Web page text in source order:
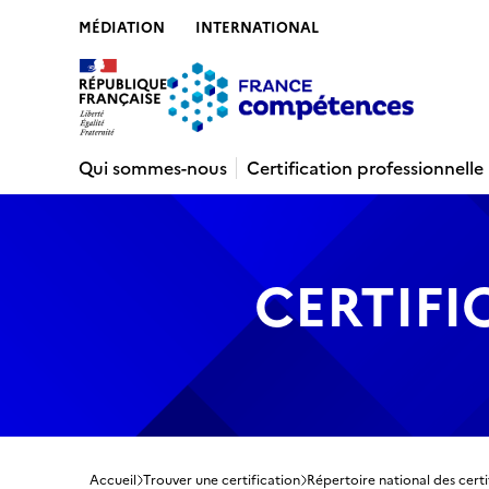
MÉDIATION INTERNATIONAL
Qui sommes-nous
Certification professionnelle
Accueil Trouver une certification Répertoire national des